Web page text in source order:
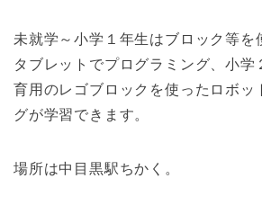
未就学～小学１年生はブロック等を
タブレットでプログラミング、小学
育用のレゴブロックを使ったロボッ
グが学習できます。
場所は中目黒駅ちかく。